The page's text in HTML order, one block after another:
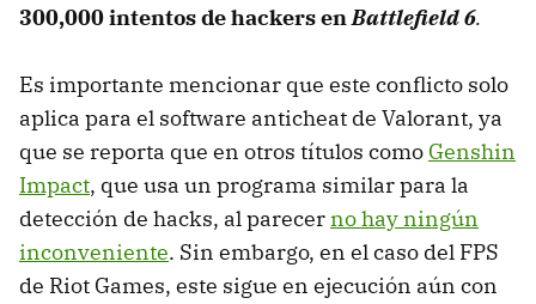
300,000 intentos de hackers enBattlefield 6.
Es importante mencionar que este conflicto solo
aplica para el software anticheat de Valorant, ya
que se reporta que en otros títulos como Genshin
Impact, que usa un programa similar para la
detección de hacks, al parecerno hay ningún
inconveniente. Sin embargo, en el caso del FPS
de Riot Games, este sigue en ejecución aún con